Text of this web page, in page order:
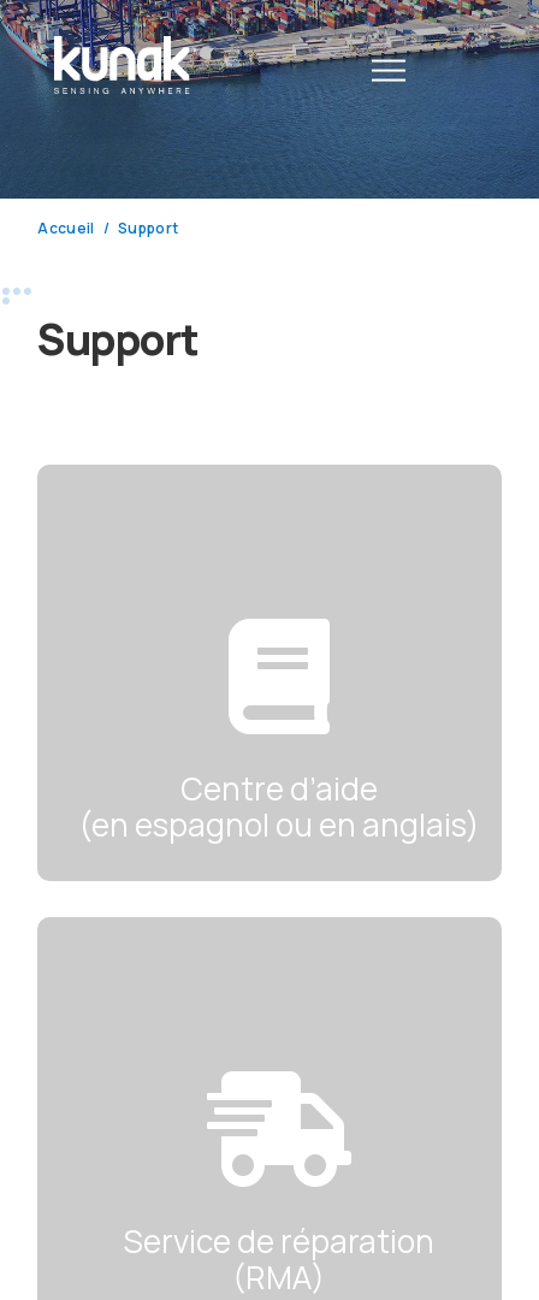
Accueil Support
Support

Centre d’aide
(en espagnol ou en anglais)

Service de réparation
(RMA)